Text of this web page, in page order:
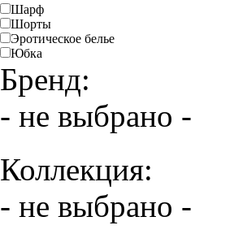
Шарф
Шорты
Эротическое белье
Юбка
Бренд:
- не выбрано -
Коллекция:
- не выбрано -